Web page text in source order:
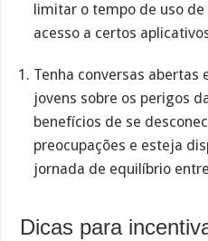
limitar o tempo de uso
acesso a certos
Tenha conversas abertas
jovens sobre os perigos
benefícios de se
preocupações e esteja
jornada de equilíbrio
Dicas para